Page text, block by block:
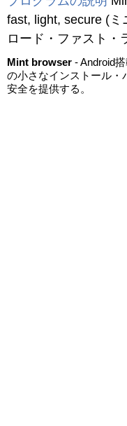
fast, light, secure (ミ
ロード・ファスト・
Mint browser - Android
の小さなインストール・
安全を提供する。